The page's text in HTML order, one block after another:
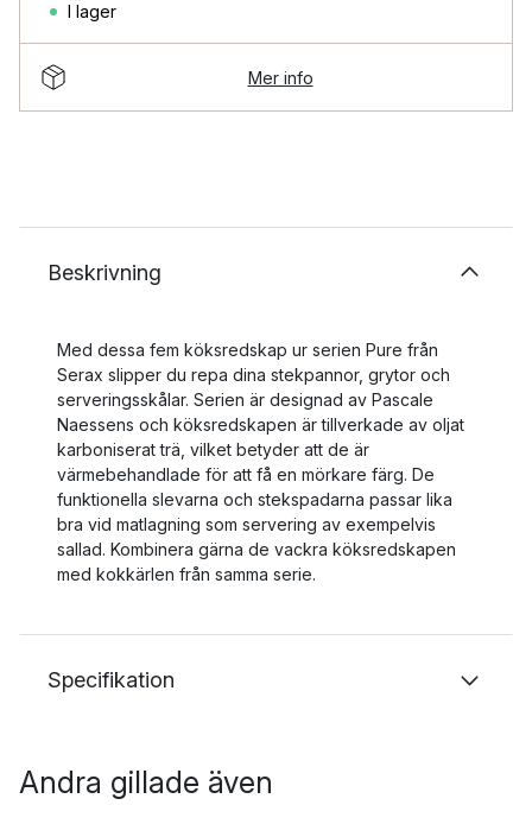
I lager
Mer info
Beskrivning
Med dessa fem köksredskap ur serien Pure från
Serax slipper du repa dina stekpannor, grytor och
serveringsskålar. Serien är designad av Pascale
Naessens och köksredskapen är tillverkade av oljat
karboniserat trä, vilket betyder att de är
värmebehandlade för att få en mörkare färg. De
funktionella slevarna och stekspadarna passar lika
bra vid matlagning som servering av exempelvis
sallad. Kombinera gärna de vackra köksredskapen
med kokkärlen från samma serie.
Specifikation
Andra gillade även